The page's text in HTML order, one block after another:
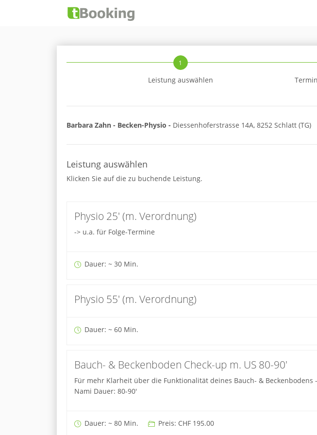
1
Leistung auswählen
Barbara Zahn - Becken-Physio - Diessenhoferstrasse 14A, 8252 Schlatt (TG)
Leistung auswählen
Klicken Sie auf die zu buchende Leistung.
Physio 25' (m. Verordnung)
-> u.a. für Folge-Termine
Dauer: ~ 30 Min.
Physio 55' (m. Verordnung)
Dauer: ~ 60 Min.
Bauch- & Beckenboden Check-up m. US 80-90'
Für mehr Klarheit über die Funktionalität deines Bauch- &
Nami Dauer: 80-90'
Dauer: ~ 80 Min. Preis: CHF 195.00